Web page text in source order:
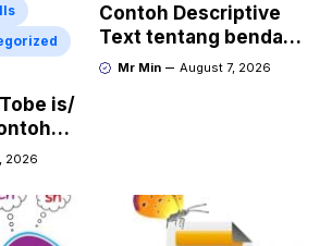
is/
Tense
2026
Contoh Descriptive
Text tentang benda
“Diecast JADA –
Mr Min August 7, 2026